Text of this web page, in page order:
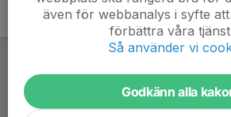
även för webbanalys i syfte
förbättra våra
Så använder vi
Godkänn alla